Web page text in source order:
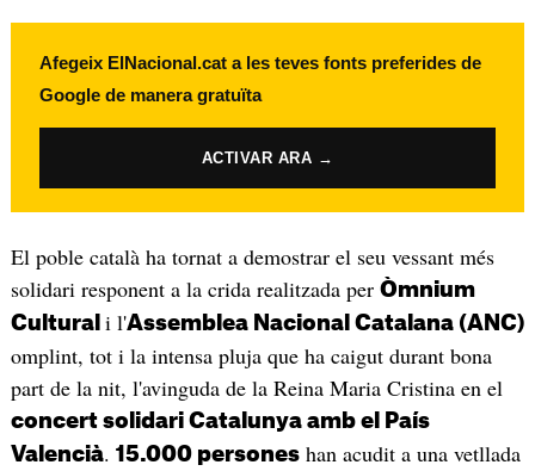
Afegeix ElNacional.cat a les teves fonts preferides de
Google de manera gratuïta
ACTIVAR ARA →
El poble català ha tornat a demostrar el seu vessant més
solidari responent a la crida realitzada per Òmnium
Cultural i l'Assemblea Nacional Catalana (ANC)
omplint, tot i la intensa pluja que ha caigut durant bona
part de la nit, l'avinguda de la Reina Maria Cristina en el
concert solidari Catalunya amb el País
Valencià. 15.000 personeshan acudit a una vetllada